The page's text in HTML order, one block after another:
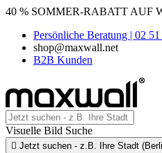
40 % SOMMER-RABATT AUF
Persönliche Beratung | 02
shop@maxwall.net
B2B Kunden
Visuelle Bild Suche
 Jetzt suchen - z.B. Ihre Stadt